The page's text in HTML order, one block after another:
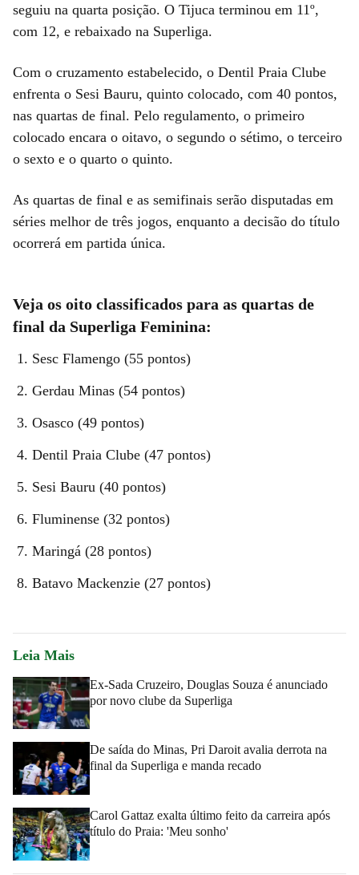
seguiu na quarta posição. O Tijuca terminou em 11º,
com 12, e rebaixado na Superliga.
Com o cruzamento estabelecido, o Dentil Praia Clube
enfrenta o Sesi Bauru, quinto colocado, com 40 pontos,
nas quartas de final. Pelo regulamento, o primeiro
colocado encara o oitavo, o segundo o sétimo, o terceiro
o sexto e o quarto o quinto.
As quartas de final e as semifinais serão disputadas em
séries melhor de três jogos, enquanto a decisão do título
ocorrerá em partida única.
Veja os oito classificados para as quartas de
final da Superliga Feminina:
Sesc Flamengo (55 pontos)
Gerdau Minas (54 pontos)
Osasco (49 pontos)
Dentil Praia Clube (47 pontos)
Sesi Bauru (40 pontos)
Fluminense (32 pontos)
Maringá (28 pontos)
Batavo Mackenzie (27 pontos)
Leia Mais
Ex-Sada Cruzeiro, Douglas Souza é anunciado
por novo clube da Superliga
De saída do Minas, Pri Daroit avalia derrota na
final da Superliga e manda recado
Carol Gattaz exalta último feito da carreira após
título do Praia: 'Meu sonho'